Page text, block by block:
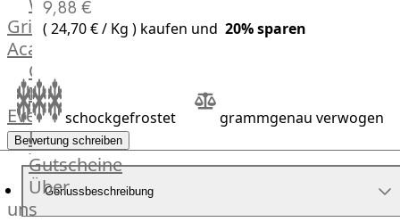
Grill
Academy
OTTO@Home
Individuelle
Events
Partner
Kalender
Gästehaus
Villa
Gutscheine
Über
uns
9,88 €
( 24,70 € / Kg ) kaufen und 20% sparen
schockgefrostet grammgenau verwogen
Bewertung schreiben
Genussbeschreibung